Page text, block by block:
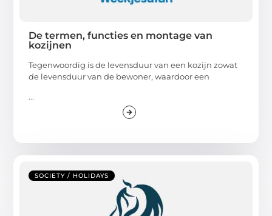
De termen, functies en montage van
kozijnen
Tegenwoordig is de levensduur van een kozijn zowat
de levensduur van de bewoner, waardoor een
...
SOCIETY / HOLIDAYS